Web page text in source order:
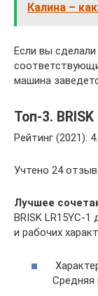
Калина –
Если вы сделали
машина
Топ-3. BRISK
Рейтинг (2021):
Учтено 24
Лучшее
BRISK LR15YC-
и рабочих
Средняя